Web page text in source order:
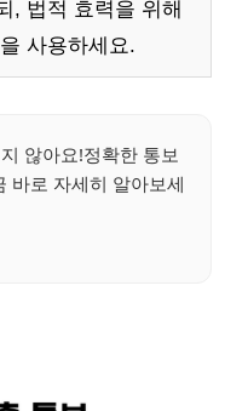
, 법적 효력을 위해
사용하세요.
않아요!정확한 통보
바로 자세히 알아보세